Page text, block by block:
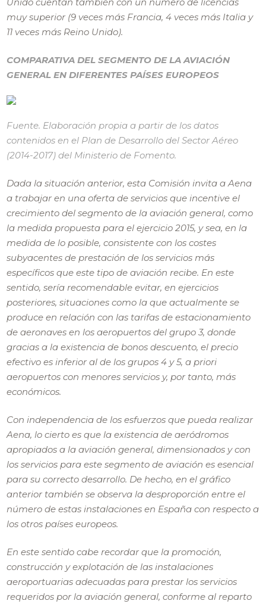
muy superior (9 veces más Francia, 4 veces más Italia y
11 veces más Reino Unido).
COMPARATIVA DEL SEGMENTO DE LA AVIACIÓN
GENERAL EN DIFERENTES PAÍSES EUROPEOS
Fuente. Elaboración propia a partir de los datos
contenidos en el Plan de Desarrollo del Sector Aéreo
(2014-2017) del Ministerio de Fomento.
Dada la situación anterior, esta Comisión invita a Aena
a trabajar en una oferta de servicios que incentive el
crecimiento del segmento de la aviación general, como
la medida propuesta para el ejercicio 2015, y sea, en la
medida de lo posible, consistente con los costes
subyacentes de prestación de los servicios más
específicos que este tipo de aviación recibe. En este
sentido, sería recomendable evitar, en ejercicios
posteriores, situaciones como la que actualmente se
produce en relación con las tarifas de estacionamiento
de aeronaves en los aeropuertos del grupo 3, donde
gracias a la existencia de bonos descuento, el precio
efectivo es inferior al de los grupos 4 y 5, a priori
aeropuertos con menores servicios y, por tanto, más
económicos.
Con independencia de los esfuerzos que pueda realizar
Aena, lo cierto es que la existencia de aeródromos
apropiados a la aviación general, dimensionados y con
los servicios para este segmento de aviación es esencial
para su correcto desarrollo. De hecho, en el gráfico
anterior también se observa la desproporción entre el
número de estas instalaciones en España con respecto a
los otros países europeos.
En este sentido cabe recordar que la promoción,
construcción y explotación de las instalaciones
aeroportuarias adecuadas para prestar los servicios
requeridos por la aviación general, conforme al reparto